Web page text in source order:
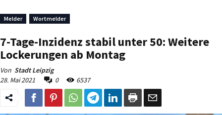
Melder Wortmelder
7-Tage-Inzidenz stabil unter 50: Weitere
Lockerungen ab Montag
Von Stadt Leipzig
28. Mai 2021
0 6537